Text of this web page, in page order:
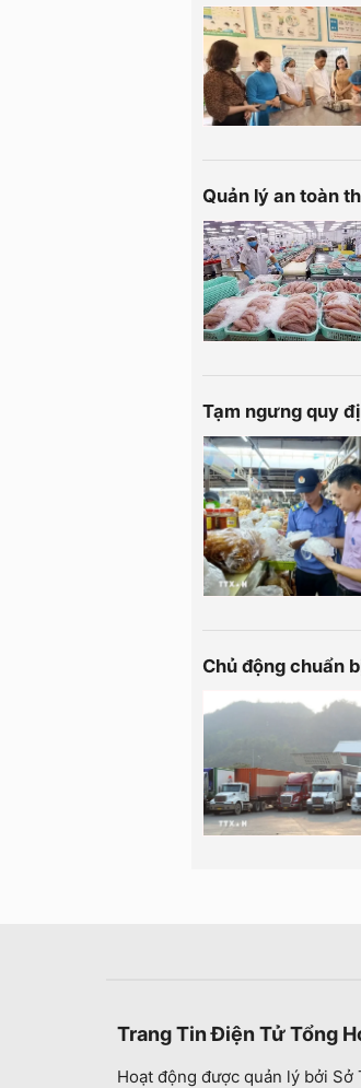
Quản lý an toàn
Tạm ngưng quy
Chủ động chuẩn
Trang Tin Điện Tử Tổng
Hoạt động được quản lý bởi